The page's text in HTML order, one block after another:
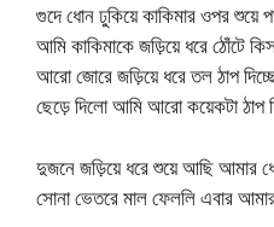
গুদে ধোন ঢুকিয়ে কাকিমার ওপর শুয়ে
আমি কাকিমাকে জড়িয়ে ধরে ঠোঁটে
আরো জোরে জড়িয়ে ধরে তল ঠাপ
ছেড়ে দিলো আমি আরো কয়েকটা ঠাপ
দুজনে জড়িয়ে ধরে শুয়ে আছি আমার
সোনা ভেতরে মাল ফেললি এবার